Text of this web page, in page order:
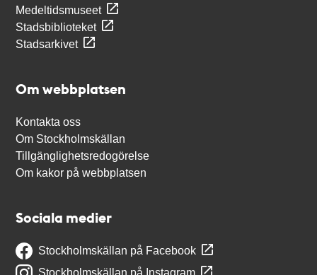
Medeltidsmuseet
Stadsbiblioteket
Stadsarkivet
Om webbplatsen
Kontakta oss
Om Stockholmskällan
Tillgänglighetsredogörelse
Om kakor på webbplatsen
Sociala medier
Stockholmskällan på Facebook
Stockholmskällan på Instagram